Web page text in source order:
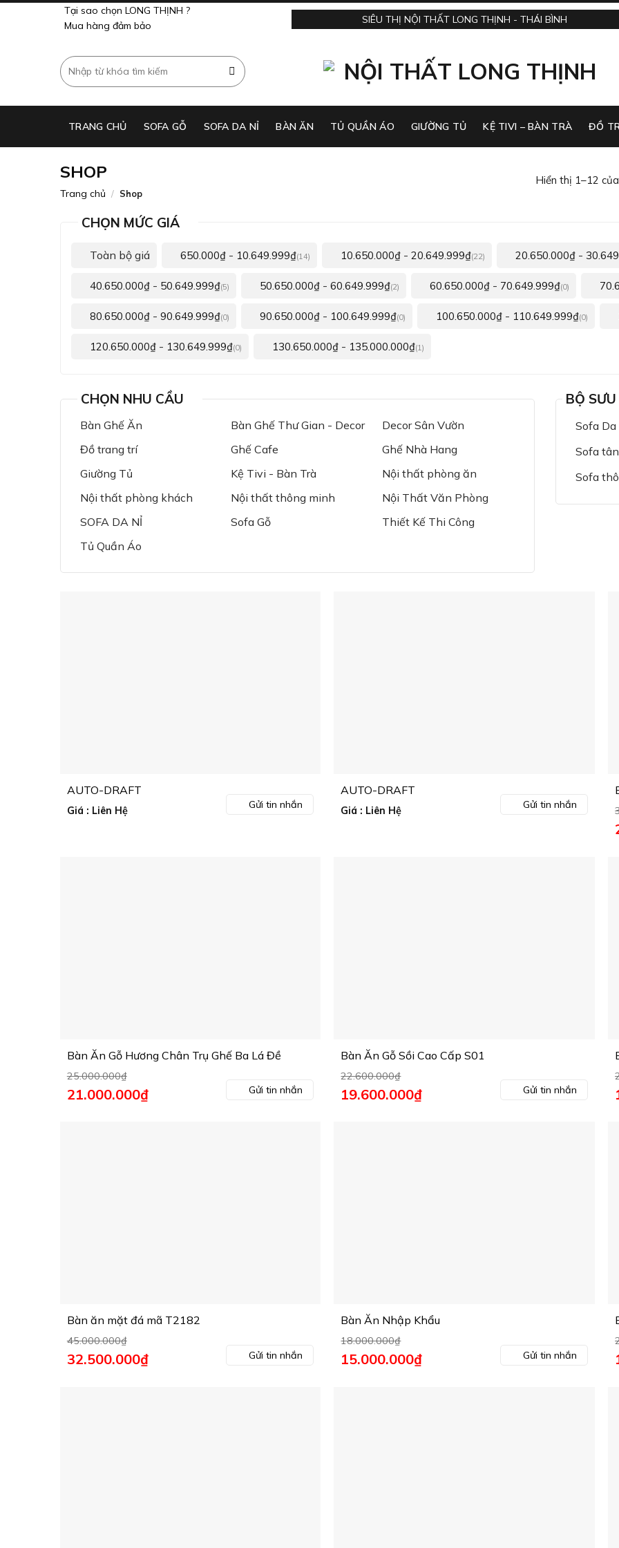
Tại sao chọn LONG THỊNH ?
Mua hàng đảm bảo
SIÊU THỊ NỘI THẤT LONG THỊNH - THÁI BÌNH
Tìm
kiếm:
TRANG CHỦ SOFA GỖ SOFA DA NỈ BÀN ĂN TỦ QUẦN ÁO GIƯỜNG TỦ KỆ TIVI – BÀN TRÀ ĐỒ
SHOP
Trang chủ / Shop
Hiển thị 1–12
CHỌN MỨC GIÁ
Toàn bộ giá 650.000₫ - 10.649.999₫(14) 10.650.000₫ - 20.649.999₫(22) 20.650.000₫ -
40.650.000₫ - 50.649.999₫(5) 50.650.000₫ - 60.649.999₫(2) 60.650.000₫ - 70.649.999₫(0)
80.650.000₫ - 90.649.999₫(0) 90.650.000₫ - 100.649.999₫(0) 100.650.000₫ - 110.649.999₫(0)
120.650.000₫ - 130.649.999₫(0) 130.650.000₫ - 135.000.000₫(1)
CHỌN NHU CẦU
Bàn Ghế Ăn Bàn Ghế Thư Gian - Decor
Decor Sân Vườn
Đồ trang trí
Ghế Cafe
Ghế Nhà Hang
Giường Tủ
Kệ Tivi - Bàn Trà
Nội thất phòng ăn
Nội thất phòng khách
Nội thất thông minh
Nội Thất Văn Phòng
SOFA DA NỈ
Sofa Gỗ
Thiết Kế Thi Công
Tủ Quần Áo
BỘ
Sofa
Sofa
Sofa
AUTO-DRAFT
Giá : Liên Hệ
Gửi tin nhắn
AUTO-DRAFT
Giá : Liên Hệ
Gửi tin nhắn
Bàn Ăn Gỗ Hương Chân Trụ Ghế Ba Lá Đề
25.000.000₫
Giá
gốc
21.000.000₫Giá
hiện
Gửi tin nhắn
Bàn Ăn Gỗ Sồi Cao Cấp S01
22.600.000₫
Giá
gốc
19.600.000₫Giá Gửi tin nhắn
Bàn ăn mặt đá mã T2182
45.000.000₫
Giá
gốc
32.500.000₫Giá
hiện
Gửi tin nhắn
Bàn Ăn Nhập Khẩu
18.000.000₫
Giá
gốc
15.000.000₫Giá Gửi tin nhắn